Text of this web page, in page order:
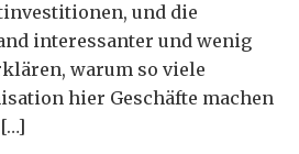
und die
interessanter und wenig
warum so viele
hier Geschäfte machen